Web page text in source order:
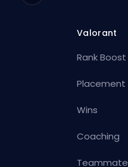
Valorant
Rank Boost
Placement
Wins
Coaching
Teammate